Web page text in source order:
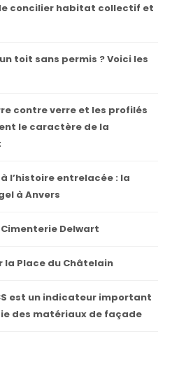
concilier habitat collectif et
toit sans permis ? Voici les
contre verre et les profilés
le caractère de la
l’histoire entrelacée : la
à Anvers
Delwart
la Place du Châtelain
est un indicateur important
des matériaux de façade